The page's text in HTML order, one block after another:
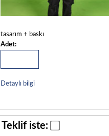
tasarım + baskı
Adet:
Detaylı bilgi
Teklif iste: